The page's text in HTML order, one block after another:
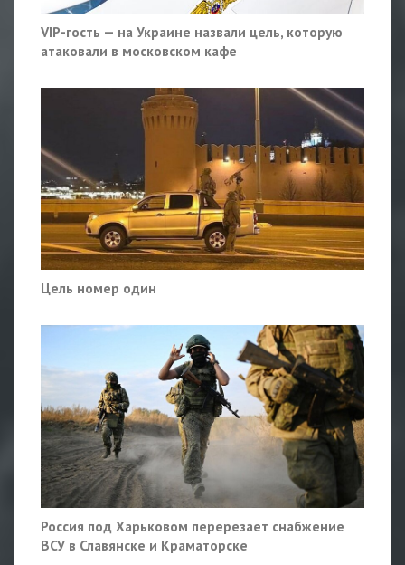
VIP-гость — на Украине назвали цель, которую
атаковали в московском кафе
Цель номер один
Россия под Харьковом перерезает снабжение
ВСУ в Славянске и Краматорске